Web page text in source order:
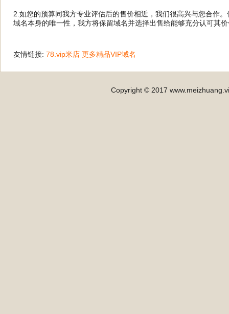
2.如您的预算同我方专业评估后的售价相近，我们很高兴与您合作
域名本身的唯一性，我方将保留域名并选择出售给能够充分认可其
友情链接: 78.vip米店 更多精品VIP域名
Copyright © 2017